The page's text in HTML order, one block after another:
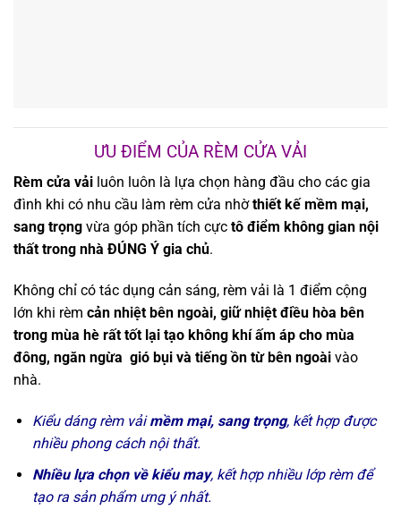
ƯU ĐIỂM CỦA RÈM CỬA VẢI
Rèm cửa vải luôn luôn là lựa chọn hàng đầu cho các gia
đình khi có nhu cầu làm rèm cửa nhờthiết kế mềm mại,
sang trọng vừa góp phần tích cực tô điểm không gian nội
thất trong nhà ĐÚNG Ý gia chủ.
Không chỉ có tác dụng cản sáng, rèm vải là 1 điểm cộng
lớn khi rèm cản nhiệt bên ngoài, giữ nhiệt điều hòa bên
trong mùa hè rất tốt lại tạo không khí ấm áp cho mùa
đông, ngăn ngừa gió bụi và tiếng ồn từ bên ngoài vào
nhà.
Kiểu dáng rèm vảimềm mại, sang trọng, kết hợp được
nhiều phong cách nội thất.
Nhiều lựa chọn về kiểu may, kết hợp nhiều lớp rèm để
tạo ra sản phẩm ưng ý nhất.